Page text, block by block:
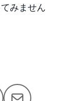
みません